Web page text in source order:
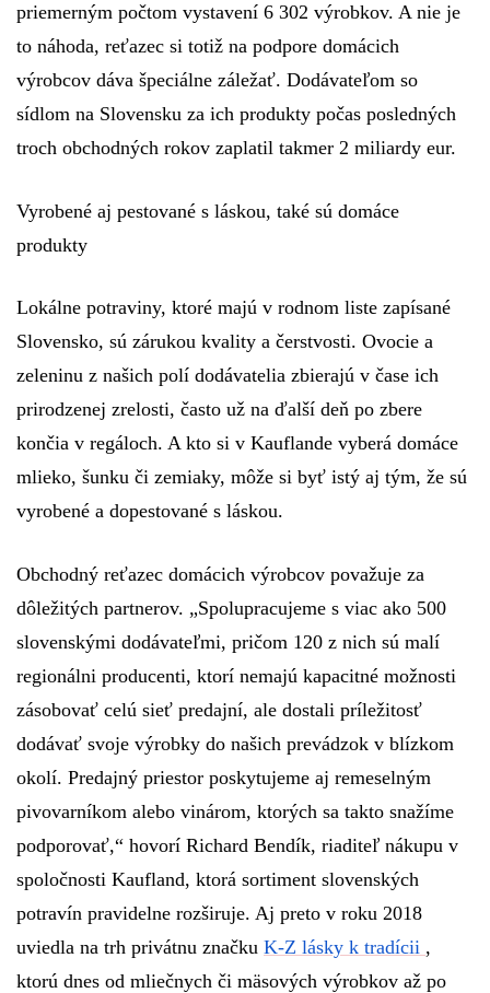
priemerným počtom vystavení 6 302 výrobkov. A nie je
to náhoda, reťazec si totiž na podpore domácich
výrobcov dáva špeciálne záležať. Dodávateľom so
sídlom na Slovensku za ich produkty počas posledných
troch obchodných rokov zaplatil takmer 2 miliardy eur.
Vyrobené aj pestované s láskou, také sú domáce
produkty
Lokálne potraviny, ktoré majú v rodnom liste zapísané
Slovensko, sú zárukou kvality a čerstvosti. Ovocie a
zeleninu z našich polí dodávatelia zbierajú v čase ich
prirodzenej zrelosti, často už na ďalší deň po zbere
končia v regáloch. A kto si v Kauflande vyberá domáce
mlieko, šunku či zemiaky, môže si byť istý aj tým, že sú
vyrobené a dopestované s láskou.
Obchodný reťazec domácich výrobcov považuje za
dôležitých partnerov. „Spolupracujeme s viac ako 500
slovenskými dodávateľmi, pričom 120 z nich sú malí
regionálni producenti, ktorí nemajú kapacitné možnosti
zásobovať celú sieť predajní, ale dostali príležitosť
dodávať svoje výrobky do našich prevádzok v blízkom
okolí. Predajný priestor poskytujeme aj remeselným
pivovarníkom alebo vinárom, ktorých sa takto snažíme
podporovať,“ hovorí Richard Bendík, riaditeľ nákupu v
spoločnosti Kaufland, ktorá sortiment slovenských
potravín pravidelne rozširuje. Aj preto v roku 2018
uviedla na trh privátnu značku K-Z lásky k tradícii ,
ktorú dnes od mliečnych či mäsových výrobkov až po